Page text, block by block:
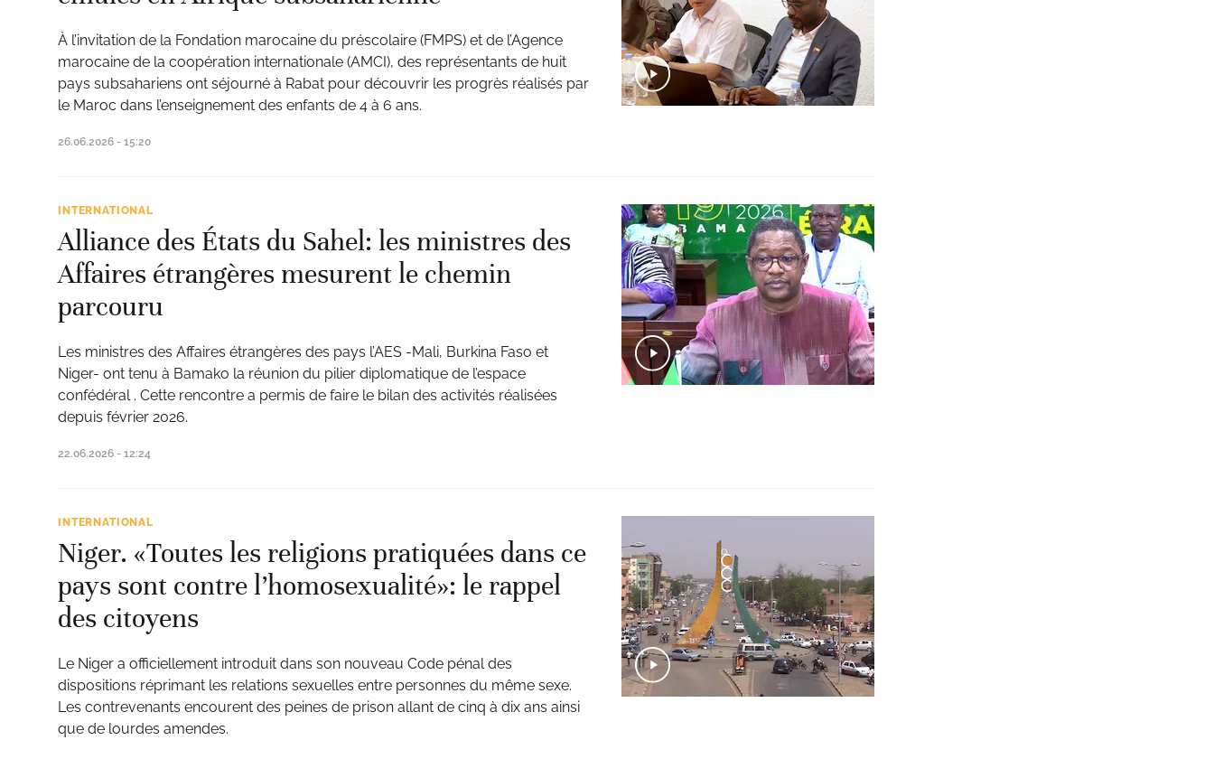
À l’invitation de la Fondation marocaine du préscolaire (FMPS) et de l’Agence
marocaine de la coopération internationale (AMCI), des représentants de huit
pays subsahariens ont séjourné à Rabat pour découvrir les progrès réalisés par
le Maroc dans l’enseignement des enfants de 4 à 6 ans.
26.06.2026 - 15:20
INTERNATIONAL
Alliance des États du Sahel: les ministres des
Affaires étrangères mesurent le chemin
parcouru
Les ministres des Affaires étrangères des pays l’AES -Mali, Burkina Faso et
Niger- ont tenu à Bamako la réunion du pilier diplomatique de l’espace
confédéral . Cette rencontre a permis de faire le bilan des activités réalisées
depuis février 2026.
22.06.2026 - 12:24
INTERNATIONAL
Niger. «Toutes les religions pratiquées dans ce
pays sont contre l’homosexualité»: le rappel
des citoyens
Le Niger a officiellement introduit dans son nouveau Code pénal des
dispositions réprimant les relations sexuelles entre personnes du même sexe.
Les contrevenants encourent des peines de prison allant de cinq à dix ans ainsi
que de lourdes amendes.